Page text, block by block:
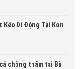
Kéo Di Động Tại Kon
chống thấm tại Bà